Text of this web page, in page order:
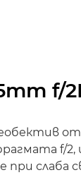
f/
от
f/2,
слаба